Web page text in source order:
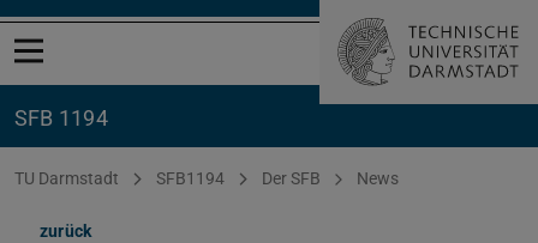
Menü öffnen
SFB 1194
Sie befinden sich hier:
TU Darmstadt SFB1194 Der SFB News
zurück